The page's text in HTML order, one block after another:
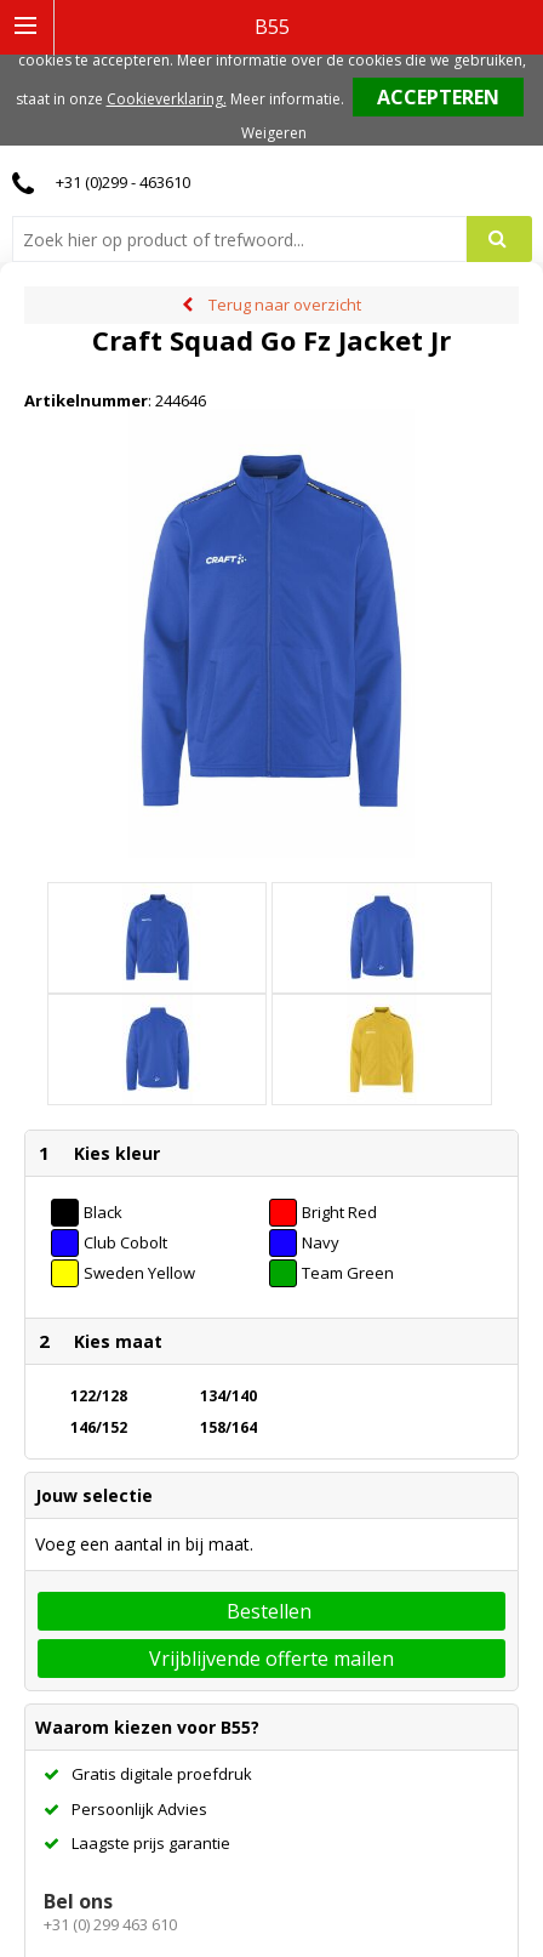
B55
0
+31 (0)299 - 463610
Terug naar overzicht
Craft Squad Go Fz Jacket Jr
Artikelnummer: 244646
1 Kies kleur
Black
Bright Red
Club Cobolt
Navy
Sweden Yellow
Team Green
2 Kies maat
122/128
134/140
146/152
158/164
Jouw selectie
Voeg een aantal in bij maat.
Bestellen
Vrijblijvende offerte mailen
Waarom kiezen voor B55?
Gratis digitale proefdruk
Persoonlijk Advies
Laagste prijs garantie
Bel ons
+31 (0) 299 463 610
gerelateerde cookies. Voor de beste gebruikerservaring, adviseren we deze
cookies te accepteren. Meer informatie over de cookies die we gebruiken,
staat in onze Cookieverklaring. Meer informatie.
Weigeren